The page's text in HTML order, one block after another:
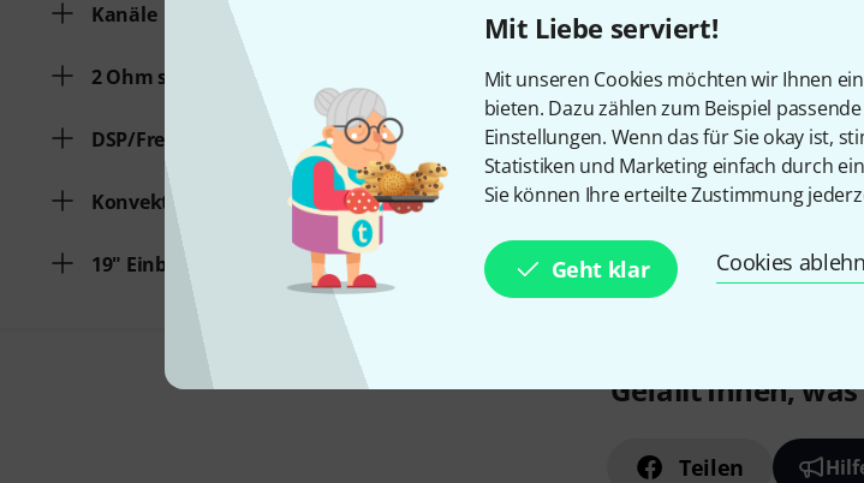
Mit Liebe serviert!
Mit unseren Cookies möchten wir Ihnen
bieten. Dazu zählen zum Beispiel
Einstellungen. Wenn das für Sie okay ist,
Statistiken und Marketing einfach durch
Sie können Ihre erteilte Zustimmung
Geht klar Cookies
Kanäle
2 Ohm stabil
DSP/Frequenzweiche
Konvektionskühlung
19" Einbau Höhe
Gefällt Ihnen, was
Teilen